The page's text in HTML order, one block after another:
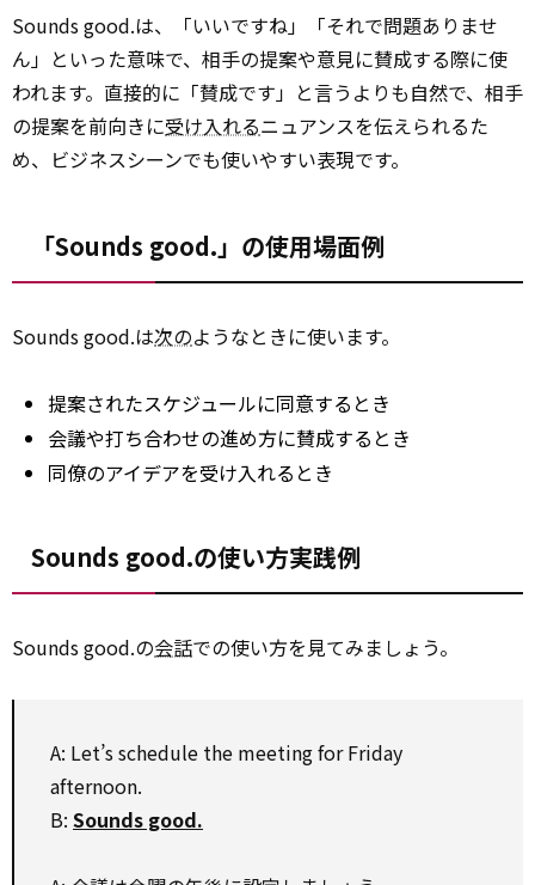
Sounds good.は、「いいですね」「それで問題ありませ
ん」といった意味で、相手の提案や意見に賛成する際に使
われます。直接的に「賛成です」と言うよりも自然で、相手
の提案を前向きに受け入れるニュアンスを伝えられるた
め、ビジネスシーンでも使いやすい表現です。
「Sounds good.」の使用場面例
Sounds good.は次のようなときに使います。
提案されたスケジュールに同意するとき
会議や打ち合わせの進め方に賛成するとき
同僚のアイデアを受け入れるとき
Sounds good.の使い方実践例
Sounds good.の会話での使い方を見てみましょう。
A: Let’s schedule the meeting for Friday
afternoon.
B: Sounds good.